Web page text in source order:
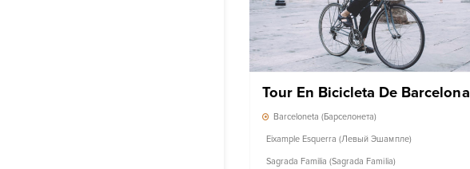
Tour En Bicicleta De Barcelona
Barceloneta (Барселонета)
Eixample Esquerra (Левый Эшампле)
Sagrada Familia (Sagrada Familia)